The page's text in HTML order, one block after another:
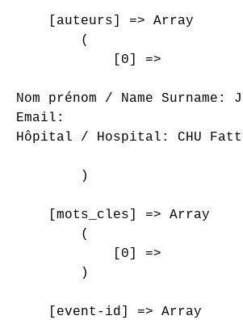
    [auteurs] => Array
        (
            [0] =>
Nom prénom / Name
Email:
Hôpital / Hospital: CHU
        )
    [mots_cles] => Array
        (
            [0] =>
        )
    [event-id] => Array